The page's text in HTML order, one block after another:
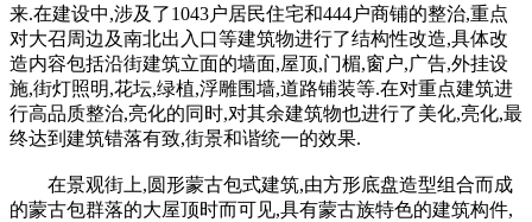
来.在建设中,涉及了1043户居民住宅和444户商铺的整治,重点
对大召周边及南北出入口等建筑物进行了结构性改造,具体改
造内容包括沿街建筑立面的墙面,屋顶,门楣,窗户,广告,外挂设
施,街灯照明,花坛,绿植,浮雕围墙,道路铺装等.在对重点建筑进
行高品质整治,亮化的同时,对其余建筑物也进行了美化,亮化,最
终达到建筑错落有致,街景和谐统一的效果.
在景观街上,圆形蒙古包式建筑,由方形底盘造型组合而成
的蒙古包群落的大屋顶时而可见,具有蒙古族特色的建筑构件,